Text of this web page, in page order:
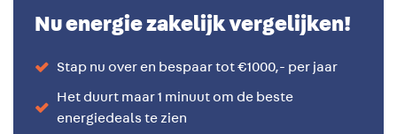
Nu energie zakelijk vergelijken!
Stap nu over en bespaar tot €1000,- per jaar
Het duurt maar 1 minuut om de beste
energiedeals te zien